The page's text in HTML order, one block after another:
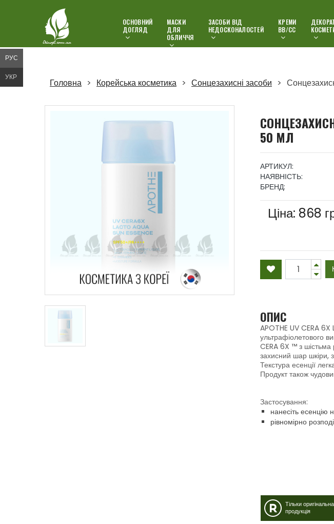
ОСНОВНИЙ
ДОГЛЯД
МАСКИ
ДЛЯ
ОБЛИЧЧЯ
ЗАСОБИ ВІД
НЕДОСКОНАЛОСТЕЙ
КРЕМИ
ВВ/СС
Головна Корейська косметика Сонцезахисні засоби
СОНЦЕЗАХИСНА
50 МЛ
АРТИКУЛ:
НАЯВНІСТЬ:
БРЕНД:
Ціна: 868
ОПИС
APOTHE UV CERA
ультрафіолетового
CERA 6X ™ з шістьма
захисний шар шкіри,
Текстура есенції
Продукт також
Застосування:
нанесіть
рівномірно
Тільки оригінальна
продукція
РУС
УКР